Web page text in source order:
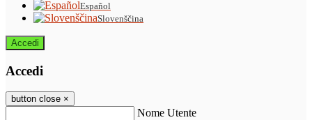
Español
Slovenščina
Accedi
Accedi
button close ×
Nome Utente